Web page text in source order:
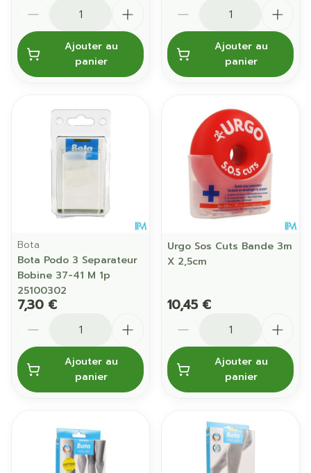
Ajouter au
panier
Ajouter au
panier
Bota
Bota Podo 3 Separateur
Bobine 37-41 M 1p
25100302
7,30 €
Ajouter au
panier
Urgo Sos Cuts Bande 3m
X 2,5cm
10,45 €
Ajouter au
panier